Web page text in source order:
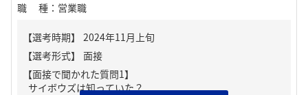
職種 ： 営業職
【面接で聞かれた質問1】
サイボウズは知っていた？